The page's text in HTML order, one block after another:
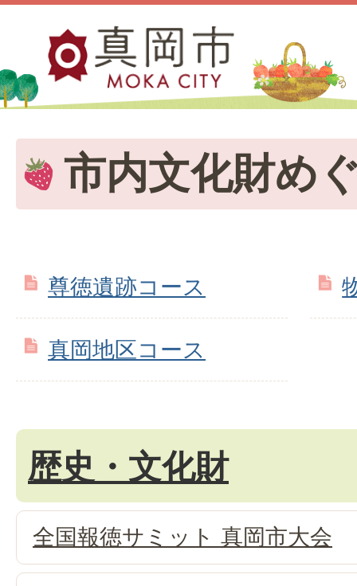
市内文化財め
尊徳遺跡コース
真岡地区コース
歴史・文化財
全国報徳サミット 真岡市大会